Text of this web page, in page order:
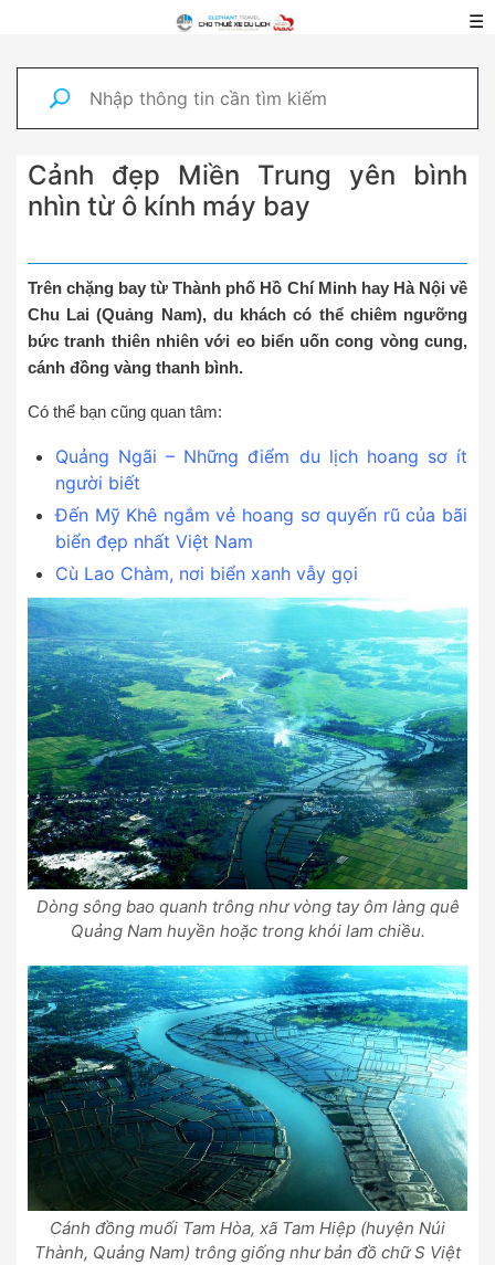
☰
Cảnh đẹp Miền Trung yên bình
nhìn từ ô kính máy bay
Trên chặng bay từ Thành phố Hồ Chí Minh hay Hà Nội về
Chu Lai (Quảng Nam), du khách có thể chiêm ngưỡng
bức tranh thiên nhiên với eo biển uốn cong vòng cung,
cánh đồng vàng thanh bình.
Có thể bạn cũng quan tâm:
Quảng Ngãi – Những điểm du lịch hoang sơ ít
người biết
Đến Mỹ Khê ngắm vẻ hoang sơ quyến rũ của bãi
biển đẹp nhất Việt Nam
Cù Lao Chàm, nơi biển xanh vẫy gọi
Dòng sông bao quanh trông như vòng tay ôm làng quê
Quảng Nam huyền hoặc trong khói lam chiều.
Cánh đồng muối Tam Hòa, xã Tam Hiệp (huyện Núi
Thành, Quảng Nam) trông giống như bản đồ chữ S Việt